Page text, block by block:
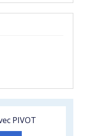
PIVOT